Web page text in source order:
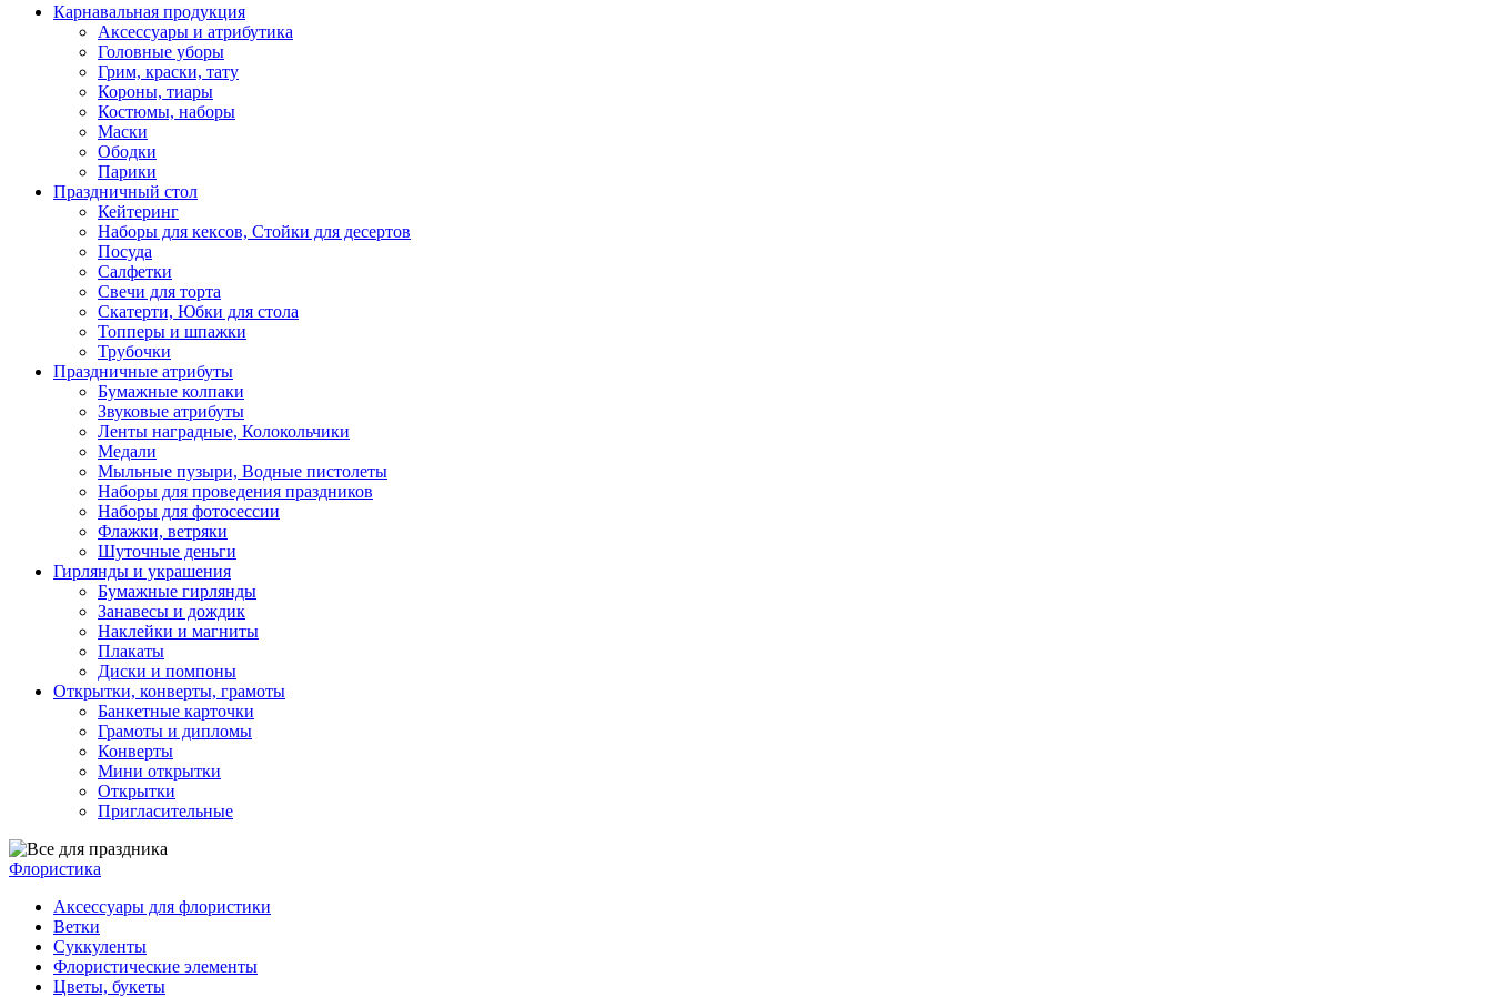
Карнавальная продукция
Аксессуары и атрибутика
Головные уборы
Грим, краски, тату
Короны, тиары
Костюмы, наборы
Маски
Ободки
Парики
Праздничный стол
Кейтеринг
Наборы для кексов, Стойки для десертов
Посуда
Салфетки
Свечи для торта
Скатерти, Юбки для стола
Топперы и шпажки
Трубочки
Праздничные атрибуты
Бумажные колпаки
Звуковые атрибуты
Ленты наградные, Колокольчики
Медали
Мыльные пузыри, Водные пистолеты
Наборы для проведения праздников
Наборы для фотосессии
Флажки, ветряки
Шуточные деньги
Гирлянды и украшения
Бумажные гирлянды
Занавесы и дождик
Наклейки и магниты
Плакаты
Диски и помпоны
Открытки, конверты, грамоты
Банкетные карточки
Грамоты и дипломы
Конверты
Мини открытки
Открытки
Пригласительные
Флористика
Аксессуары для флористики
Ветки
Суккуленты
Флористические элементы
Цветы, букеты